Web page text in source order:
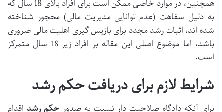
همچنین، در موارد خاصی ممکن است برای افراد بالای 18 سال که
به دلیل سفاهت (عدم توانایی مدیریت مالی) محجور شناخته
شده اند، اثبات رشد مجدد برای بازپس گیری اهلیت مالی ضروری
باشد، اما موضوع اصلی این مقاله بر افراد زیر 18 سال متمرکز
است.
شرایط لازم برای دریافت حکم رشد
برای آنکه دادگاه صلاحیت دار نسبت به صدور حکم رشد اقدام